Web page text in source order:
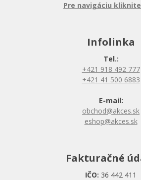
Pre navigáciu
Infolinka
Tel.:
+421 918 492 777
+421 41 500 6883
E-mail:
obchod@akces.sk
eshop@akces.sk
Fakturačné
IČO: 36 442 411